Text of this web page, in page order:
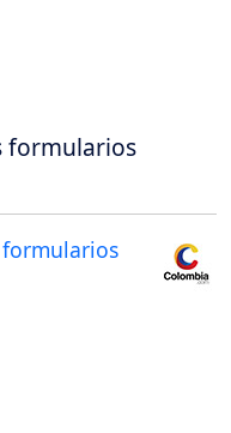
formularios